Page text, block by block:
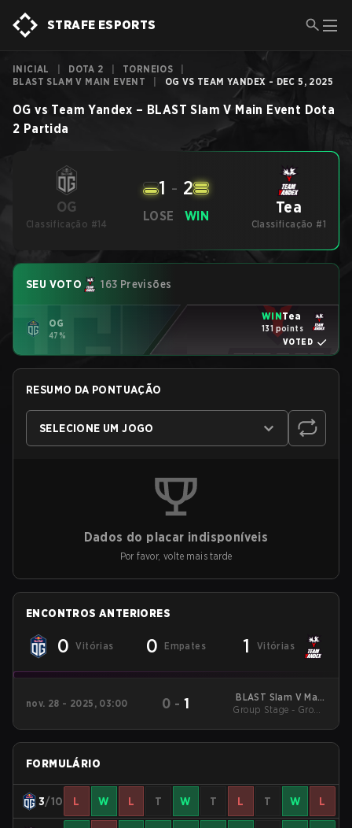
STRAFE ESPORTS
INICIAL DOTA 2 TORNEIOS
BLAST SLAM V MAIN EVENT
OG VS TEAM YANDEX - DEC 5, 2025
OG vs Team Yandex – BLAST Slam V Main Event Dota
2 Partida
OG
Classificação #14
LOSE
1 - 2
WIN Tea
Classificação #1
SEU VOTO 163 Previsões
OG
47%
WINTea
131 points
VOTED
RESUMO DA PONTUAÇÃO
SELECIONE UM JOGO
Dados do placar indisponíveis
Por favor, volte mais tarde
ENCONTROS ANTERIORES
0 Vitórias 0 Empates 1 Vitórias
nov. 28 - 2025, 03:00 0 -1
BLAST Slam V Main
Event
Group Stage - Group
FORMULÁRIO
3/10 L W L T W T L T W L